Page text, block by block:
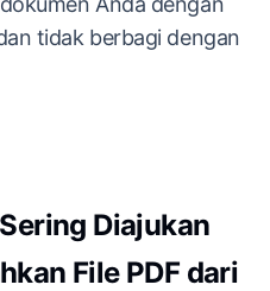
tidak berbagi dengan
Diajukan
File PDF dari